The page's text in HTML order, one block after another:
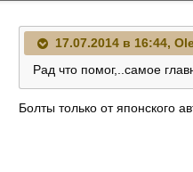
17.07.2014 в 16:44,
Рад что помог,..самое
Болты только от японского